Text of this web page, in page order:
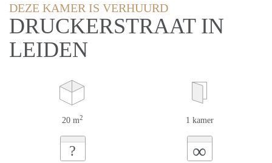
DEZE KAMER IS VERHUURD
DRUCKERSTRAAT IN
LEIDEN
20 m2 1 kamer
? ∞